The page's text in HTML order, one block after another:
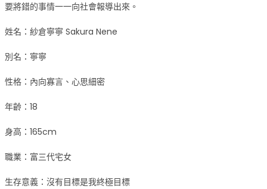
要將錯的事情一一向社會報導出來。
姓名：紗倉寧寧 Sakura Nene
別名：寧寧
性格：內向寡言、心思細密
年齡：18
身高：165cm
職業：富三代宅女
生存意義：沒有目標是我終極目標